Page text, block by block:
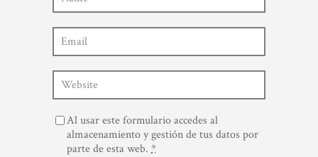
Al usar este formulario accedes al
almacenamiento y gestión de tus datos por
parte de esta web. *